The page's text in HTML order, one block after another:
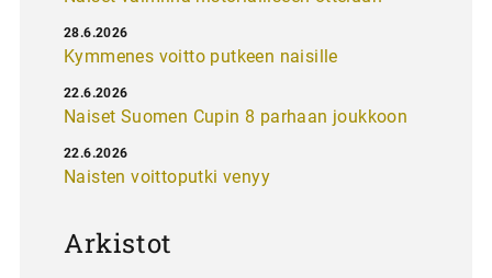
Kymmenes voitto putkeen naisille
28.6.2026
Naiset Suomen Cupin 8 parhaan joukkoon
22.6.2026
Naisten voittoputki venyy
22.6.2026
Arkistot